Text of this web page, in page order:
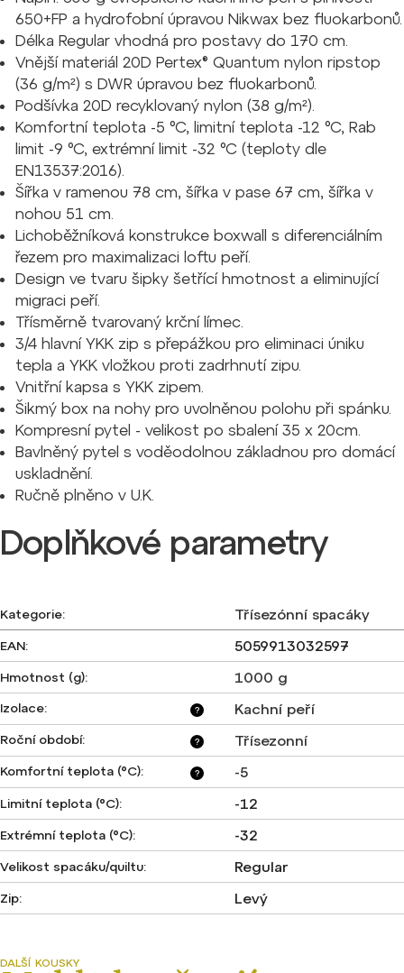
650+FP a hydrofobní úpravou Nikwax bez fluokarbonů.
Délka Regular vhodná pro postavy do 170 cm.
Vnější materiál 20D Pertex® Quantum nylon ripstop
(36 g/m²) s DWR úpravou bez fluokarbonů.
Podšívka 20D recyklovaný nylon (38 g/m²).
Komfortní teplota -5 °C, limitní teplota -12 °C, Rab
limit -9 °C, extrémní limit -32 °C (teploty dle
EN13537:2016).
Šířka v ramenou 78 cm, šířka v pase 67 cm, šířka v
nohou 51 cm.
Lichoběžníková konstrukce boxwall s diferenciálním
řezem pro maximalizaci loftu peří.
Design ve tvaru šipky šetřící hmotnost a eliminující
migraci peří.
Třísměrně tvarovaný krční límec.
3/4 hlavní YKK zip s přepážkou pro eliminaci úniku
tepla a YKK vložkou proti zadrhnutí zipu.
Vnitřní kapsa s YKK zipem.
Šikmý box na nohy pro uvolněnou polohu při spánku.
Kompresní pytel - velikost po sbalení 35 x 20cm.
Bavlněný pytel s voděodolnou základnou pro domácí
uskladnění.
Ručně plněno v U.K.
Doplňkové parametry
Kategorie: Třísezónní spacáky
EAN: 5059913032597
Hmotnost (g): 1000 g
?
Izolace: Kachní peří
?
Roční období: Třísezonní
?
Komfortní teplota (°C): -5
Limitní teplota (°C): -12
Extrémní teplota (°C): -32
Velikost spacáku/quiltu: Regular
Zip: Levý